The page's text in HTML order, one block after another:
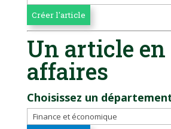
Un article en
affaires
Choisissez un